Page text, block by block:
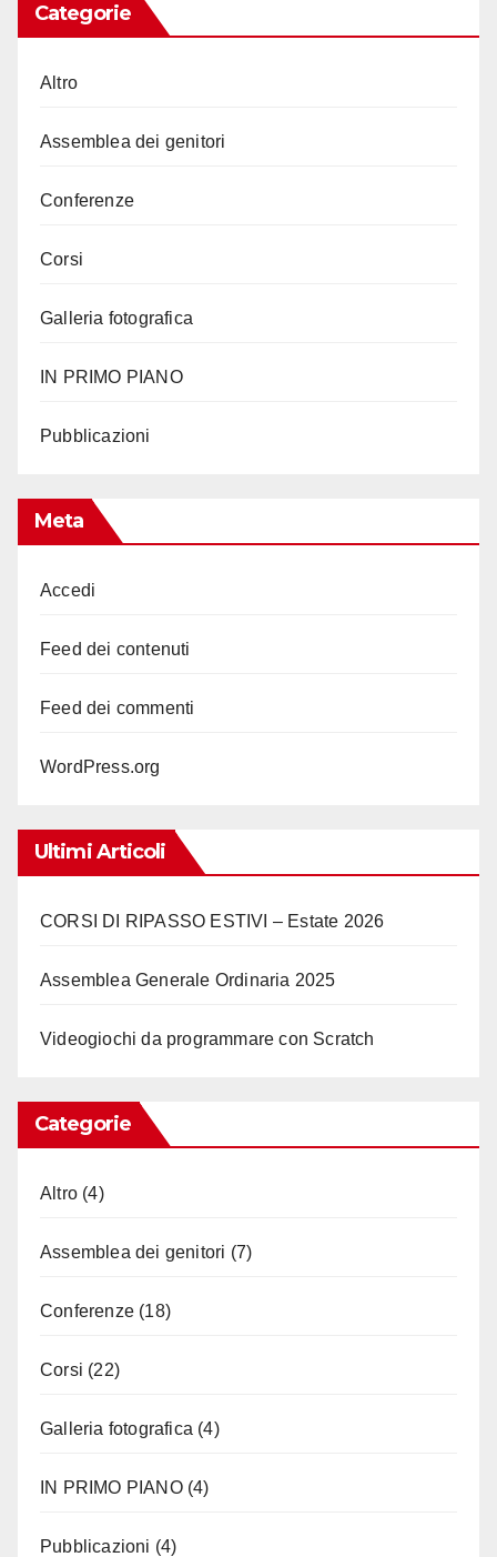
Categorie
Altro
Assemblea dei genitori
Conferenze
Corsi
Galleria fotografica
IN PRIMO PIANO
Pubblicazioni
Meta
Accedi
Feed dei contenuti
Feed dei commenti
WordPress.org
Ultimi Articoli
CORSI DI RIPASSO ESTIVI – Estate 2026
Assemblea Generale Ordinaria 2025
Videogiochi da programmare con Scratch
Categorie
Altro (4)
Assemblea dei genitori (7)
Conferenze (18)
Corsi (22)
Galleria fotografica (4)
IN PRIMO PIANO(4)
Pubblicazioni (4)